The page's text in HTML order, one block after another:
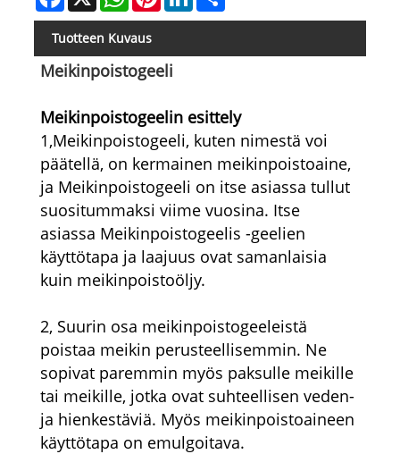
Tuotteen Kuvaus
Meikinpoistogeeli
Meikinpoistogeelin esittely
1,Meikinpoistogeeli, kuten nimestä voi
päätellä, on kermainen meikinpoistoaine,
ja Meikinpoistogeeli on itse asiassa tullut
suositummaksi viime vuosina. Itse
asiassa Meikinpoistogeelis -geelien
käyttötapa ja laajuus ovat samanlaisia ​​
kuin meikinpoistoöljy.
2, Suurin osa meikinpoistogeeleistä
poistaa meikin perusteellisemmin. Ne
sopivat paremmin myös paksulle meikille
tai meikille, jotka ovat suhteellisen veden-
ja hienkestäviä. Myös meikinpoistoaineen
käyttötapa on emulgoitava.